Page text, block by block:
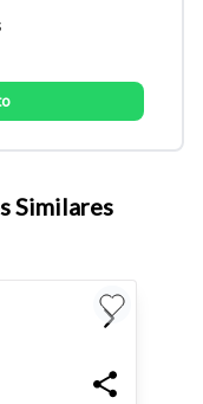
site, utilize os
diminuir) no seu
Similares